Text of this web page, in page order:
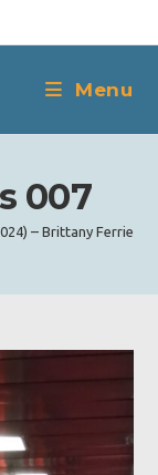
Menu
007
– Brittany Ferries